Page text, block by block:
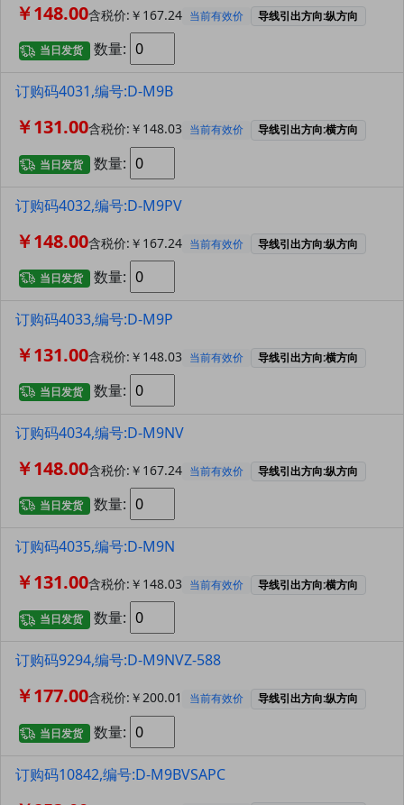
￥148.00含税价:￥167.24 当前有效价 导线引出方向:纵方向
当日发货 数量:
订购码4031,编号:D-M9B
￥131.00含税价:￥148.03 当前有效价 导线引出方向:横方向
当日发货 数量:
订购码4032,编号:D-M9PV
￥148.00含税价:￥167.24 当前有效价 导线引出方向:纵方向
当日发货 数量:
订购码4033,编号:D-M9P
￥131.00含税价:￥148.03 当前有效价 导线引出方向:横方向
当日发货 数量:
订购码4034,编号:D-M9NV
￥148.00含税价:￥167.24 当前有效价 导线引出方向:纵方向
当日发货 数量:
订购码4035,编号:D-M9N
￥131.00含税价:￥148.03 当前有效价 导线引出方向:横方向
当日发货 数量:
订购码9294,编号:D-M9NVZ-588
￥177.00含税价:￥200.01 当前有效价 导线引出方向:纵方向
当日发货 数量:
订购码10842,编号:D-M9BVSAPC